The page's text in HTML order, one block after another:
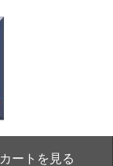
カートを見る